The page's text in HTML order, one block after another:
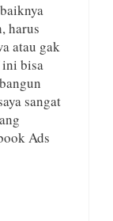
harus
atau gak
ini bisa
sangat
Ads